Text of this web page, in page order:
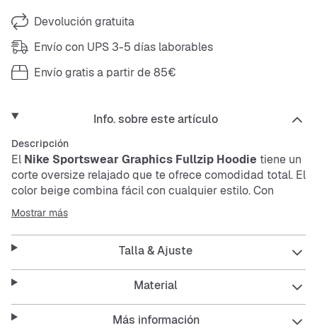
Devolución gratuita
Envío con UPS 3-5 días laborables
Envío gratis a partir de 85€
Info. sobre este artículo
Descripción
El Nike Sportswear Graphics Fullzip Hoodie tiene un
corte oversize relajado que te ofrece comodidad total. El
color beige combina fácil con cualquier estilo. Con
cremallera frontal práctica y capucha, te da flexibilidad
para moverte. El logo llamativo en el pecho y el
estampado fuerte en la espalda marcan la diferencia.
Características:
Mostrar más
Talla & Ajuste
Material
Más información